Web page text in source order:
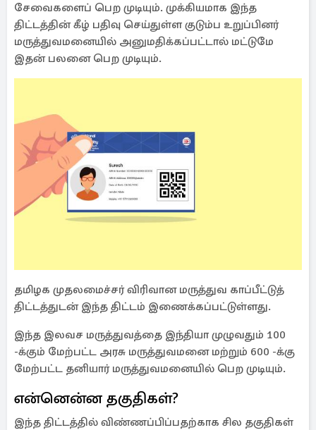
சேவைகளைப் பெற முடியும். முக்கியமாக இந்த
திட்டத்தின் கீழ் பதிவு செய்துள்ள குடும்ப உறுப்பினர்
மருத்துவமனையில் அனுமதிக்கப்பட்டால் மட்டுமே
இதன் பலனை பெற முடியும்.
தமிழக முதலமைச்சர் விரிவான மருத்துவ காப்பீட்டுத்
திட்டத்துடன் இந்த திட்டம் இணைக்கப்பட்டுள்ளது.
இந்த இலவச மருத்துவத்தை இந்தியா முழுவதும் 100
-க்கும் மேற்பட்ட அரசு மருத்துவமனை மற்றும் 600 -க்கு
மேற்பட்ட தனியார் மருத்துவமனையில் பெற முடியும்.
என்னென்ன தகுதிகள்?
இந்த திட்டத்தில் விண்ணப்பிப்பதற்காக சில தகுதிகள்